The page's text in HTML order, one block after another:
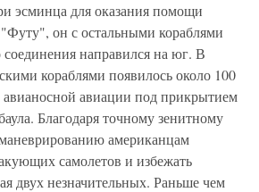
эсминца для оказания помощи
он с остальными кораблями
соединения направился на юг. В
кораблями появилось около 100
авиации под прикрытием
Благодаря точному зенитному
американцам
самолетов и избежать
двух незначительных. Раньше чем